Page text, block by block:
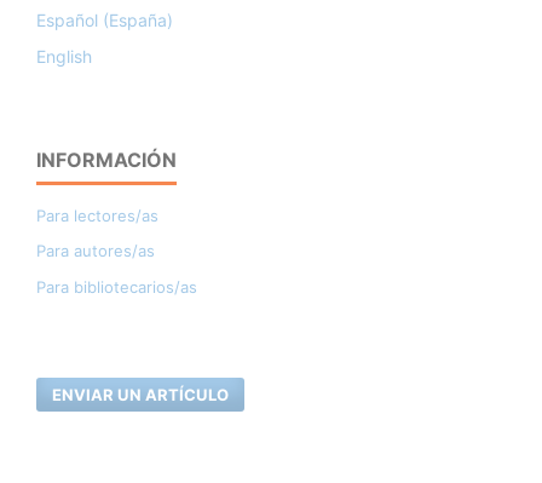
Español (España)
English
INFORMACIÓN
Para lectores/as
Para autores/as
Para bibliotecarios/as
ENVIAR UN ARTÍCULO